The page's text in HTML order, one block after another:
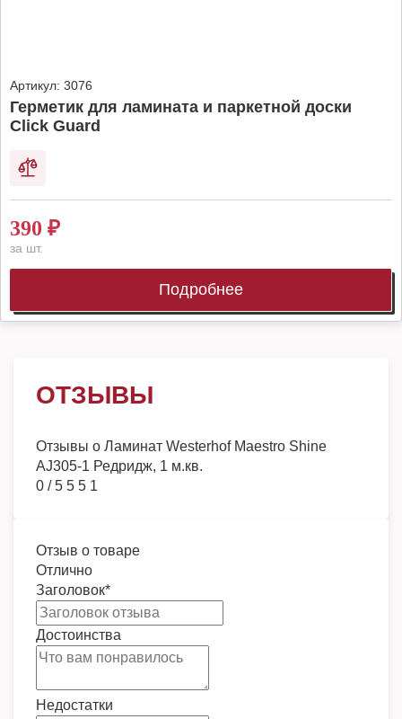
Артикул: 3076
Герметик для ламината и паркетной доски
Click Guard
390 ₽
за шт.
Подробнее
ОТЗЫВЫ
Отзывы о Ламинат Westerhof Maestro Shine
AJ305-1 Редридж, 1 м.кв.
0 /5 5 5 1
Отзыв о товаре
Отлично
Заголовок*
Достоинства
Недостатки